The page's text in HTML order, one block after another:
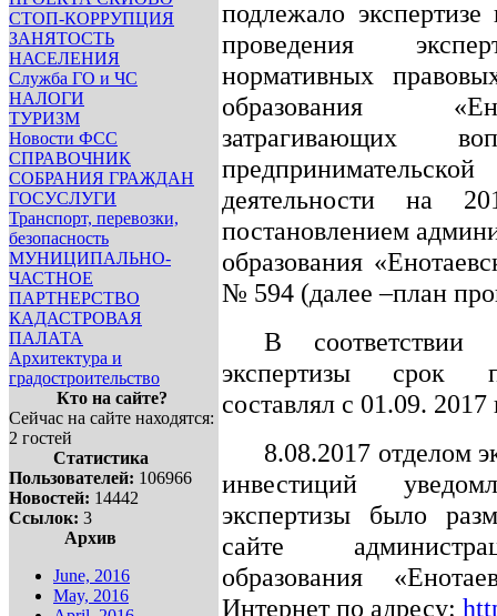
СТОП-КОРРУПЦИЯ
ЗАНЯТОСТЬ
НАСЕЛЕНИЯ
Служба ГО и ЧС
НАЛОГИ
ТУРИЗМ
Новости ФСС
СПРАВОЧНИК
СОБРАНИЯ ГРАЖДАН
ГОСУСЛУГИ
Транспорт, перевозки,
безопасность
МУНИЦИПАЛЬНО-
ЧАСТНОЕ
ПАРТНЕРСТВО
КАДАСТРОВАЯ
ПАЛАТА
Архитектура и
градостроительство
Кто на сайте?
Сейчас на сайте находятся:
2 гостей
Статистика
Пользователей: 106966
Новостей: 14442
Ссылок: 3
Архив
June, 2016
May, 2016
подлежало
проведения
нормативных
образования
затрагивающих
деятельности на
постановлением
образования
№ 594 (далее –план
В соответствии
экспертизы срок
составлял с 01.09. 2017
8.08.2017 отделом
инвестиций
экспертизы было
сайте
образования
Интернет по адресу: